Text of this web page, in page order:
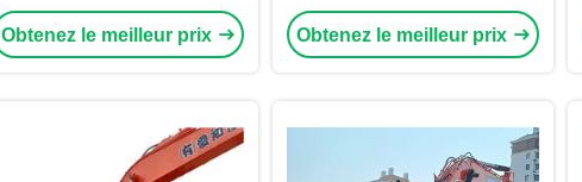
utilisée Petite capacité
Obtenez le meilleur prix
Crawler Machinery pour
excavateur hydraulique
Obtenez le meilleur prix